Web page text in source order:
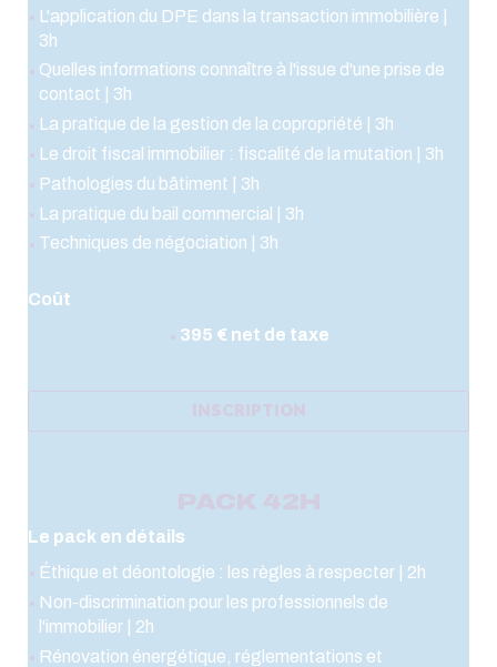
L'application du DPE dans la transaction immobilière |
3h
Quelles informations connaître à l'issue d'une prise de
contact | 3h
La pratique de la gestion de la copropriété | 3h
Le droit fiscal immobilier : fiscalité de la mutation | 3h
Pathologies du bâtiment | 3h
La pratique du bail commercial | 3h
Techniques de négociation | 3h
Coût
395 € net de taxe
Le pack en détails
Éthique et déontologie : les règles à respecter | 2h
Non-discrimination pour les professionnels de
l'immobilier | 2h
Rénovation énergétique, réglementations et